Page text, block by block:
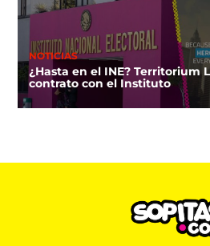
NOTICIAS
¿Hasta en el INE? Territorium
contrato con el Instituto